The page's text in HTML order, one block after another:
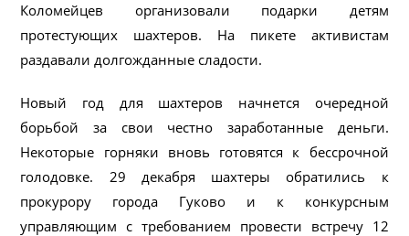
Коломейцев организовали подарки детям
протестующих шахтеров. На пикете активистам
раздавали долгожданные сладости.
Новый год для шахтеров начнется очередной
борьбой за свои честно заработанные деньги.
Некоторые горняки вновь готовятся к бессрочной
голодовке. 29 декабря шахтеры обратились к
прокурору города Гуково и к конкурсным
управляющим с требованием провести встречу 12